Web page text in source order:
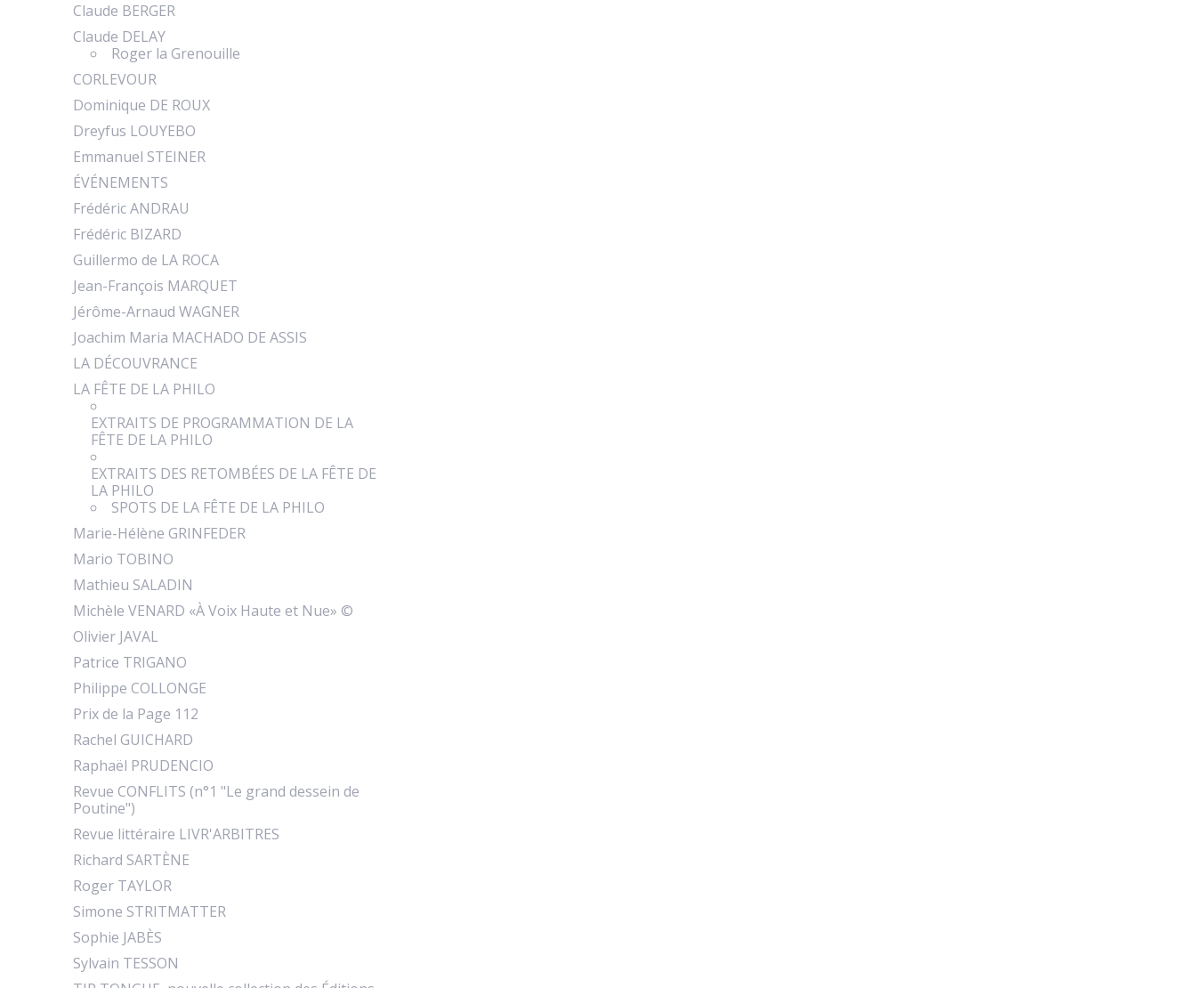
Claude BERGER
Claude DELAY
Roger la Grenouille
CORLEVOUR
Dominique DE ROUX
Dreyfus LOUYEBO
Emmanuel STEINER
ÉVÉNEMENTS
Frédéric ANDRAU
Frédéric BIZARD
Guillermo de LA ROCA
Jean-François MARQUET
Jérôme-Arnaud WAGNER
Joachim Maria MACHADO DE ASSIS
LA DÉCOUVRANCE
LA FÊTE DE LA PHILO
EXTRAITS DE PROGRAMMATION DE LA
FÊTE DE LA PHILO
EXTRAITS DES RETOMBÉES DE LA FÊTE DE
LA PHILO
SPOTS DE LA FÊTE DE LA PHILO
Marie-Hélène GRINFEDER
Mario TOBINO
Mathieu SALADIN
Michèle VENARD «À Voix Haute et Nue» ©
Olivier JAVAL
Patrice TRIGANO
Philippe COLLONGE
Prix de la Page 112
Rachel GUICHARD
Raphaël PRUDENCIO
Revue CONFLITS (n°1 "Le grand dessein de
Poutine")
Revue littéraire LIVR'ARBITRES
Richard SARTÈNE
Roger TAYLOR
Simone STRITMATTER
Sophie JABÈS
Sylvain TESSON